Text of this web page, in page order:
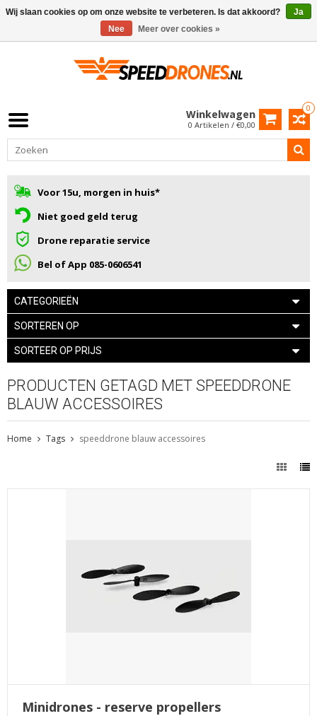
0
Winkelwagen
0 Artikelen / €0,00
Voor 15u, morgen in huis*
Niet goed geld terug
Drone reparatie service
Bel of App 085-0606541
CATEGORIEËN
SORTEREN OP
SORTEER OP PRIJS
PRODUCTEN GETAGD MET SPEEDDRONE
BLAUW ACCESSOIRES
Home Tags speeddrone blauw accessoires
Minidrones - reserve propellers
Wij slaan cookies op om onze website te verbeteren. Is dat akkoord?
Ja
Nee
Meer over cookies »